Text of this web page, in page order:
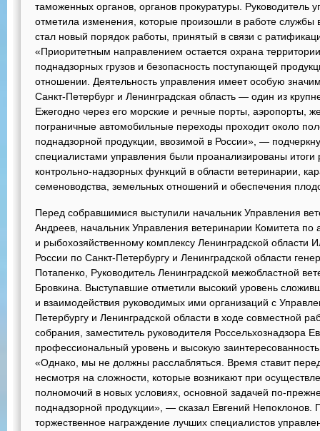
таможенных органов, органов прокуратуры.
отметила изменения, которые произошли в работе
стал новый порядок работы, принятый в связи с
«Приоритетным направлением остается охрана
поднадзорных грузов и безопасность поступающей
отношении. Деятельность управления имеет особую
Санкт-Петербург и Ленинградская область — один из
Ежегодно через его морские и речные порты, аэропорты,
пограничные автомобильные переходы проходит около
поднадзорной продукции, ввозимой в России», —
специалистами управления были проанализированы
контрольно-надзорных функций в области ветеринарии,
семеноводства, земельных отношений и обеспечения
Перед собравшимися выступили начальник Управления
Андреев, начальник Управления ветеринарии Комитета
и рыбохозяйственному комплексу Ленинградской
России по Санкт-Петербургу и Ленинградской области
Потапенко, Руководитель Ленинградской межобластной
Бровкина. Выступавшие отметили высокий уровень
и взаимодействия руководимых ими организаций с
Петербургу и Ленинградской области в ходе совместной
собрания, заместитель руководителя Россельхознадзора
профессиональный уровень и высокую
«Однако, мы не должны расслабляться. Время ставит
несмотря на сложности, которые возникают при
полномочий в новых условиях, основной задачей по-
поднадзорной продукции», — сказал Евгений Непоклонов.
торжественное награждение лучших специалистов